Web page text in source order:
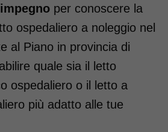
per conoscere la
ospedaliero a noleggio nel
al Piano in provincia di
quale sia il letto
ospedaliero o il letto a
più adatto alle tue